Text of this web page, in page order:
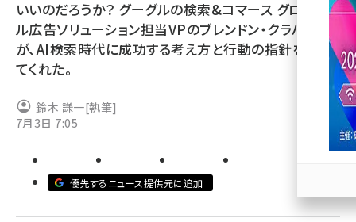
z世代 (1622)
いいのだろうか？ グーグルの検索&コマース グローバ
ル広告ソリューション担当VPのブレンドン・クラハム氏
が、AI検索時代に成功する考え方と行動の指針を教え
てくれた。
鈴木 謙一[執筆]
7月3日 7:05
優先するニュース提供元に追加